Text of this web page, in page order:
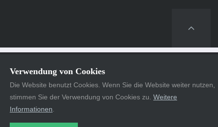
Verwendung von Cookies
Die Website benutzt Cookies. Wenn Sie die Website weiter nutzen,
stimmen Sie der Verwendung von Cookies zu. Weitere
Informationen